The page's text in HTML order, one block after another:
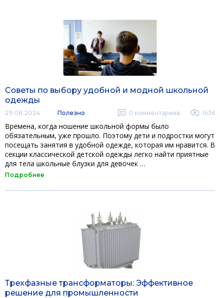
Советы по выбору удобной и модной школьной
одежды
29.08.2024 Полезно 0 комментариев 1636
Времена, когда ношение школьной формы было
обязательным, уже прошло. Поэтому дети и подростки могут
посещать занятия в удобной одежде, которая им нравится. В
секции классической детской одежды легко найти приятные
для тела школьные блузки для девочек …
Подробнее
Трехфазные трансформаторы: Эффективное
решение для промышленности